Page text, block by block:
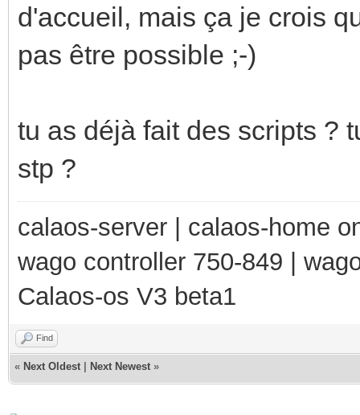
d'accueil, mais ça je crois
pas être possible ;-)
tu as déjà fait des scripts ?
stp ?
calaos-server | calaos-home
wago controller 750-849 |
Calaos-os V3 beta1
Find
« Next Oldest Next Newest »